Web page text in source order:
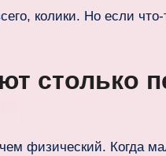
колики. Но если
столько
физический. Когда